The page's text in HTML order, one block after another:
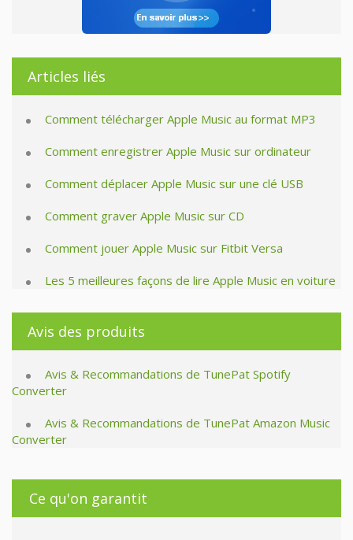
Articles liés
Comment télécharger Apple Music au format MP3
Comment enregistrer Apple Music sur ordinateur
Comment déplacer Apple Music sur une clé USB
Comment graver Apple Music sur CD
Comment jouer Apple Music sur Fitbit Versa
Les 5 meilleures façons de lire Apple Music en voiture
Avis des produits
Avis & Recommandations de TunePat Spotify
Converter
Avis & Recommandations de TunePat Amazon Music
Converter
Ce qu'on garantit